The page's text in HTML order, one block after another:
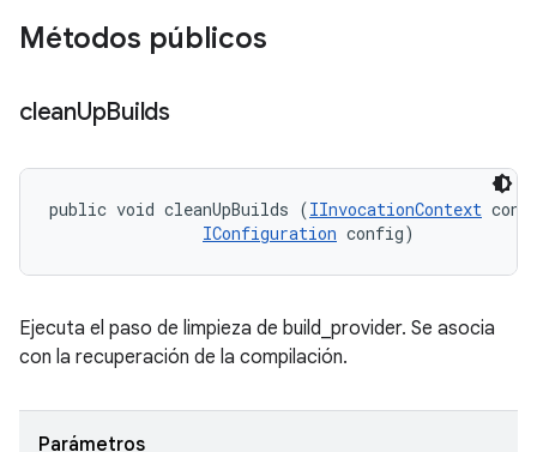
Métodos públicos
cleanUpBuilds
public void cleanUpBuilds (IInvocationContext
IConfiguration config)
Ejecuta el paso de limpieza de build_provider. Se asocia
con la recuperación de la compilación.
Parámetros